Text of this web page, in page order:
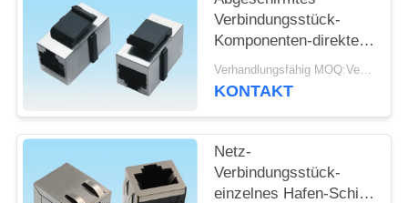
Verbindungsstück-
Komponenten-direktes
Modul des Bügel-
Verschluss-RJ45 Jack
Verhandlungsfähig MOQ:Verhandelbar
KONTAKT
Netz-
Verbindungsstück-
einzelnes Hafen-Schild